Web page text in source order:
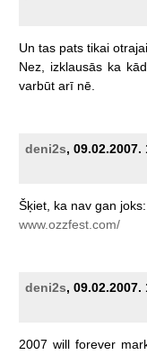
Un tas pats tikai otrajai
Nez,
izklausās ka
varbūt arī nē.
deni2s, 09.02.2007.
Šķiet, ka nav gan joks:
www.ozzfest.com/
deni2s, 09.02.2007.
2007 will forever